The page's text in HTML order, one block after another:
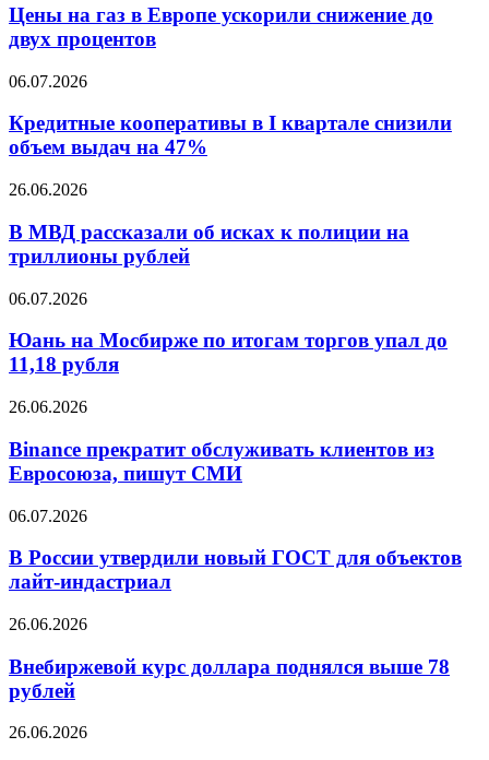
не
состоялся
газ
в
Европе
снижение
двух
процентов
Цены на газ в Европе ускорили снижение до
двух процентов
Кредитные
в
квартале
объем
на
47%
06.07.2026
Кредитные кооперативы в I квартале снизили
объем выдач на 47%
В
рассказали
об
исках
полиции
триллионы
рублей
26.06.2026
В МВД рассказали об исках к полиции на
триллионы рублей
Юань
Мосбирже
по
итогам
упал
11,18
рубля
06.07.2026
Юань на Мосбирже по итогам торгов упал до
11,18 рубля
Binance
обслуживать
клиентов
из
пишут
26.06.2026
Binance прекратит обслуживать клиентов из
Евросоюза, пишут СМИ
В
утвердили
новый
ГОСТ
объектов
индастриал
06.07.2026
В России утвердили новый ГОСТ для объектов
лайт-индастриал
Внебиржевой
доллара
поднялся
выше
рублей
26.06.2026
Внебиржевой курс доллара поднялся выше 78
рублей
Внебиржевой
26.06.2026